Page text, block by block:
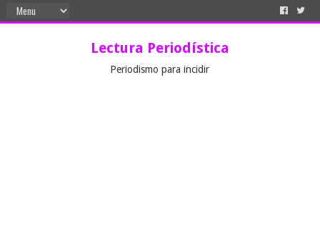
Lectura Periodística
Periodismo para incidir